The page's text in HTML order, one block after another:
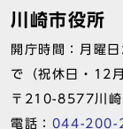
川崎市役所
開庁時間：月曜
で（祝休日・12
〒210-8577川崎
電話： 044-200-